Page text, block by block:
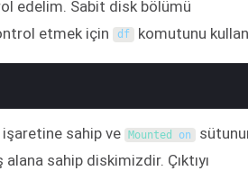
edelim. Sabit disk bölümü
etmek için
df komutunu
sahip ve Mounted on
sahip diskimizdir. Çıktıyı